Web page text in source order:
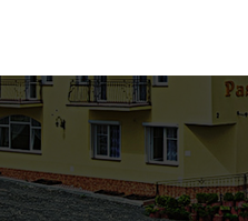
den Betrieb der Seite
Dienste bei einem erneuten
unsere Webseite weiter zu
wir beispielsweise die
Wir nutzen hierfür Dienste
Website erfassten Daten,
. Sie können Ihre Einwilligung